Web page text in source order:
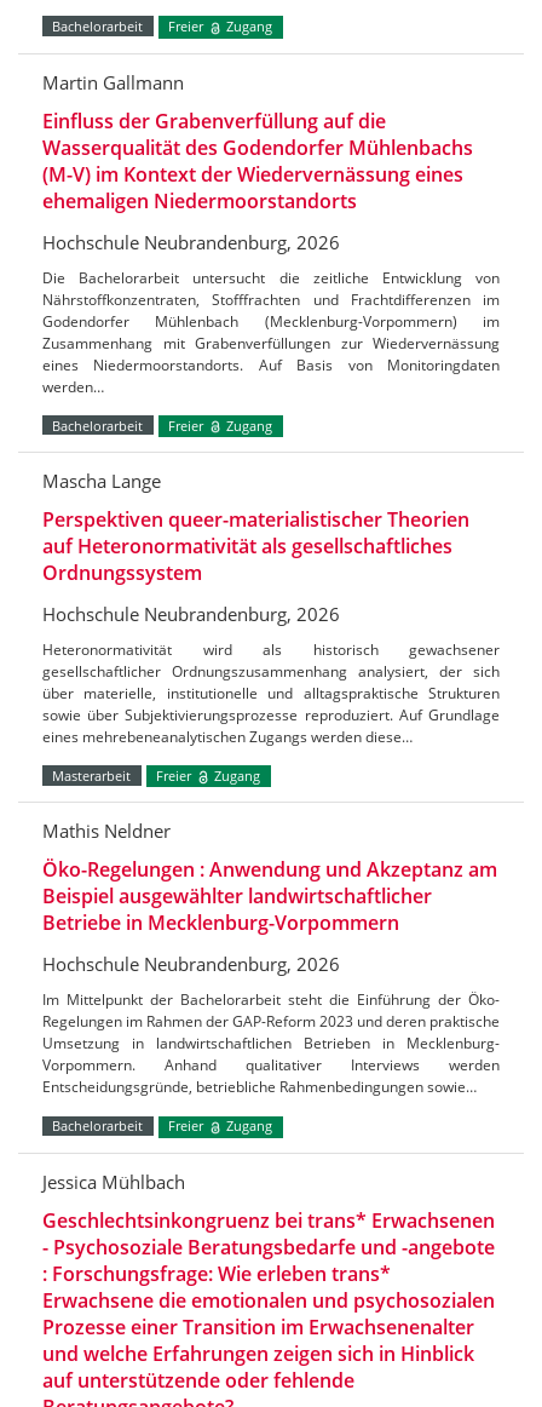
Bachelorarbeit Freier Zugang
Martin Gallmann
Einfluss der Grabenverfüllung auf die
Wasserqualität des Godendorfer Mühlenbachs
(M-V) im Kontext der Wiedervernässung eines
ehemaligen Niedermoorstandorts
Hochschule Neubrandenburg, 2026
Die Bachelorarbeit untersucht die zeitliche Entwicklung von
Nährstoffkonzentraten, Stofffrachten und Frachtdifferenzen im
Godendorfer Mühlenbach (Mecklenburg-Vorpommern) im
Zusammenhang mit Grabenverfüllungen zur Wiedervernässung
eines Niedermoorstandorts. Auf Basis von Monitoringdaten
werden…
Bachelorarbeit Freier Zugang
Mascha Lange
Perspektiven queer-materialistischer Theorien
auf Heteronormativität als gesellschaftliches
Ordnungssystem
Hochschule Neubrandenburg, 2026
Heteronormativität wird als historisch gewachsener
gesellschaftlicher Ordnungszusammenhang analysiert, der sich
über materielle, institutionelle und alltagspraktische Strukturen
sowie über Subjektivierungsprozesse reproduziert. Auf Grundlage
eines mehrebeneanalytischen Zugangs werden diese…
Masterarbeit Freier Zugang
Mathis Neldner
Öko-Regelungen : Anwendung und Akzeptanz am
Beispiel ausgewählter landwirtschaftlicher
Betriebe in Mecklenburg-Vorpommern
Hochschule Neubrandenburg, 2026
Im Mittelpunkt der Bachelorarbeit steht die Einführung der Öko-
Regelungen im Rahmen der GAP-Reform 2023 und deren praktische
Umsetzung in landwirtschaftlichen Betrieben in Mecklenburg-
Vorpommern. Anhand qualitativer Interviews werden
Entscheidungsgründe, betriebliche Rahmenbedingungen sowie…
Bachelorarbeit Freier Zugang
Jessica Mühlbach
Geschlechtsinkongruenz bei trans* Erwachsenen
- Psychosoziale Beratungsbedarfe und -angebote
: Forschungsfrage: Wie erleben trans*
Erwachsene die emotionalen und psychosozialen
Prozesse einer Transition im Erwachsenenalter
und welche Erfahrungen zeigen sich in Hinblick
auf unterstützende oder fehlende